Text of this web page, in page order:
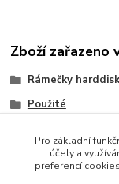
Zboží zařazeno
Rámečky
Použité
Pro základní
účely a
preferencí